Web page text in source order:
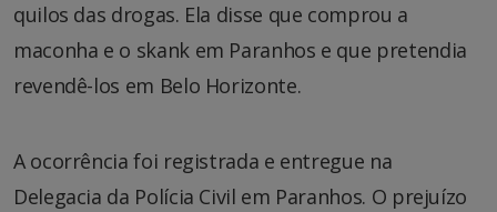
quilos das drogas. Ela disse que comprou a
maconha e o skank em Paranhos e que pretendia
revendê-los em Belo Horizonte.
A ocorrência foi registrada e entregue na
Delegacia da Polícia Civil em Paranhos. O prejuízo